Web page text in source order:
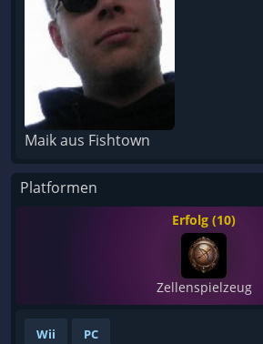
Maik aus Fishtown
Platformen
Erfolg (10)
Zellenspielzeug
Wii PC